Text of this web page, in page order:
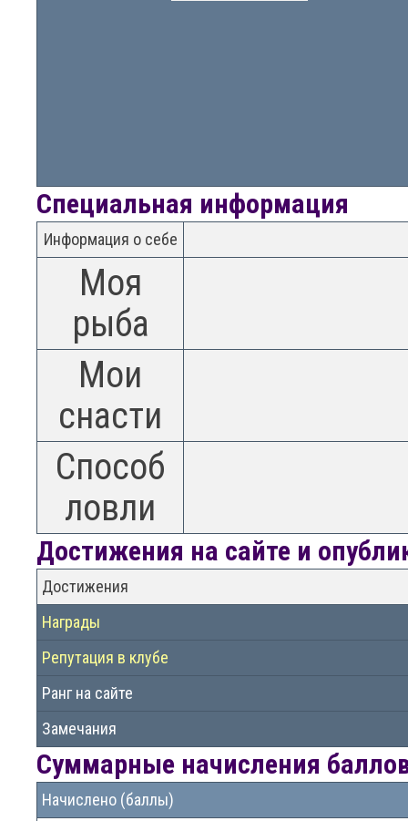
Специальная информация
Информация о себе
Моя
рыба
Мои
снасти
Способ
ловли
Достижения на сайте и
Достижения
Награды
Репутация в клубе
Ранг на сайте
Замечания
Суммарные начисления
Начислено (баллы)